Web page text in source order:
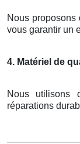
Nous proposons
vous garantir un
4. Matériel de
Nous utilisons
réparations